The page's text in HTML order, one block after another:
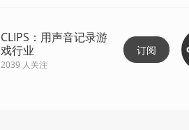
CLIPS：用声音记录游
戏行业
2039 人关注
订阅